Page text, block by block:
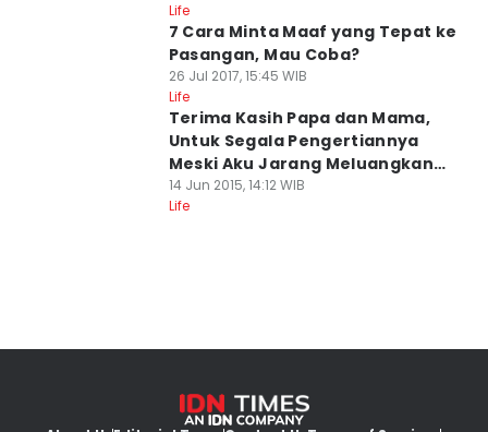
Life
7 Cara Minta Maaf yang Tepat ke
Pasangan, Mau Coba?
26 Jul 2017, 15:45 WIB
Life
Terima Kasih Papa dan Mama,
Untuk Segala Pengertiannya
Meski Aku Jarang Meluangkan
Waktu Untukmu
14 Jun 2015, 14:12 WIB
Life